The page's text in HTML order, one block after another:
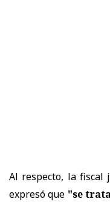
Al respecto, la fiscal
expresó que "se